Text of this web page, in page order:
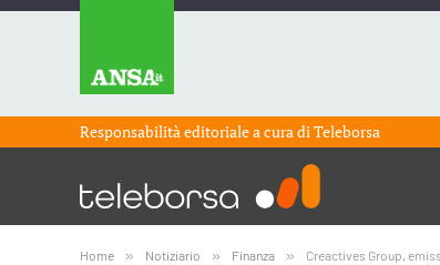
Responsabilità editoriale a cura diTeleborsa
Home » Notiziario » Finanza » Creactives Group,